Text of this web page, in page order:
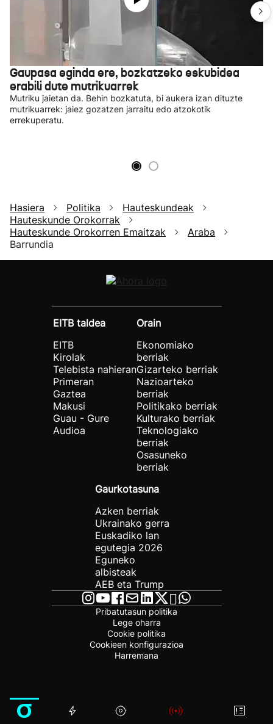
Gaupasa eginda ere, bozkatzeko eskubidea
erabili dute mutrikuarrek
Mutriku jaietan da. Behin bozkatuta, bi aukera izan dituzte
mutrikuarrek: jaiez gozatzen jarraitu edo atzokotik
errekuperatu.
Hasiera Politika
Hauteskundeak
Hauteskunde Orokorrak
Hauteskunde Orokorren Emaitzak
Araba
Barrundia
EITB taldea
EITB
Kirolak
Telebista nahieran
Primeran
Gaztea
Makusi
Guau - Gure
Audioa
Orain
Ekonomiako
berriak
Gizarteko berriak
Nazioarteko
berriak
Politikako berriak
Kulturako berriak
Teknologiako
berriak
Osasuneko
berriak
Gaurkotasuna
Azken berriak
Ukrainako gerra
Euskadiko lan
egutegia 2026
Eguneko
albisteak
AEB eta Trump
Pribatutasun politika
Lege oharra
Cookie politika
Cookieen konfigurazioa
Harremana